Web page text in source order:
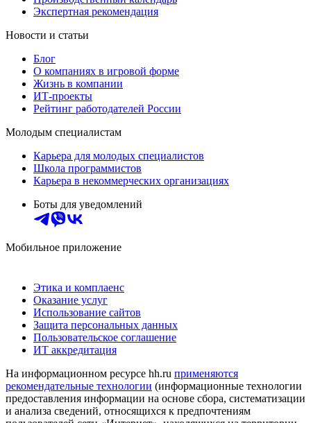
Экспертная рекомендация
Новости и статьи
Блог
О компаниях в игровой форме
Жизнь в компании
ИТ-проекты
Рейтинг работодателей России
Молодым специалистам
Карьера для молодых специалистов
Школа программистов
Карьера в некоммерческих организациях
Боты для уведомлений
Мобильное приложение
Этика и комплаенс
Оказание услуг
Использование сайтов
Защита персональных данных
Пользовательское соглашение
ИТ аккредитация
На информационном ресурсе hh.ru применяются
рекомендательные технологии (информационные технологии
предоставления информации на основе сбора, систематизации
и анализа сведений, относящихся к предпочтениям